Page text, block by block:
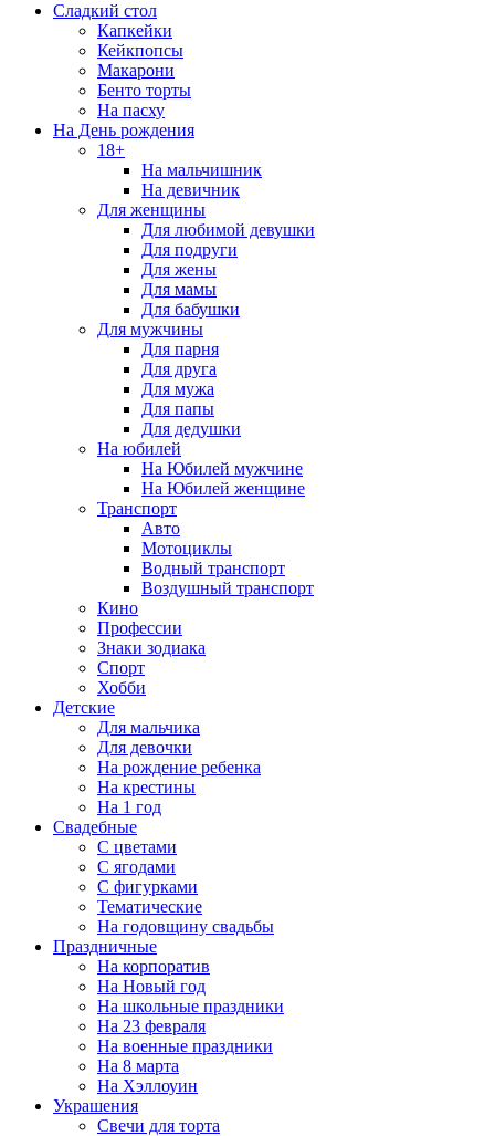
Сладкий стол
Капкейки
Кейкпопсы
Макарони
Бенто торты
На пасху
На День рождения
18+
На мальчишник
На девичник
Для женщины
Для любимой девушки
Для подруги
Для жены
Для мамы
Для бабушки
Для мужчины
Для парня
Для друга
Для мужа
Для папы
Для дедушки
На юбилей
На Юбилей мужчине
На Юбилей женщине
Транспорт
Авто
Мотоциклы
Водный транспорт
Воздушный транспорт
Кино
Профессии
Знаки зодиака
Спорт
Хобби
Детские
Для мальчика
Для девочки
На рождение ребенка
На крестины
На 1 год
Свадебные
С цветами
С ягодами
С фигурками
Тематические
На годовщину свадьбы
Праздничные
На корпоратив
На Новый год
На школьные праздники
На 23 февраля
На военные праздники
На 8 марта
На Хэллоуин
Украшения
Свечи для торта